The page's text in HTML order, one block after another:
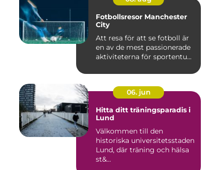
Fotbollsresor Manchester
City
Att resa för att se fotboll är
en av de mest passionerade
aktiviteterna för sportentu...
06. jun
Hitta ditt träningsparadis i
Lund
Välkommen till den
historiska universitetsstaden
Lund, där träning och hälsa
st&...